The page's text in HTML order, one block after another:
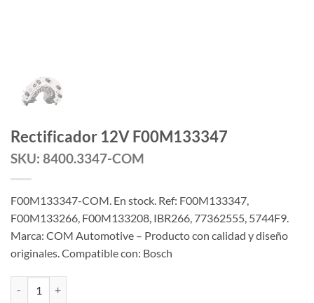
Rectificador 12V F00M133347
SKU: 8400.3347-COM
F00M133347-COM. En stock. Ref: F00M133347,
F00M133266, F00M133208, IBR266, 77362555, 5744F9.
Marca: COM Automotive – Producto con calidad y diseño
originales. Compatible con: Bosch